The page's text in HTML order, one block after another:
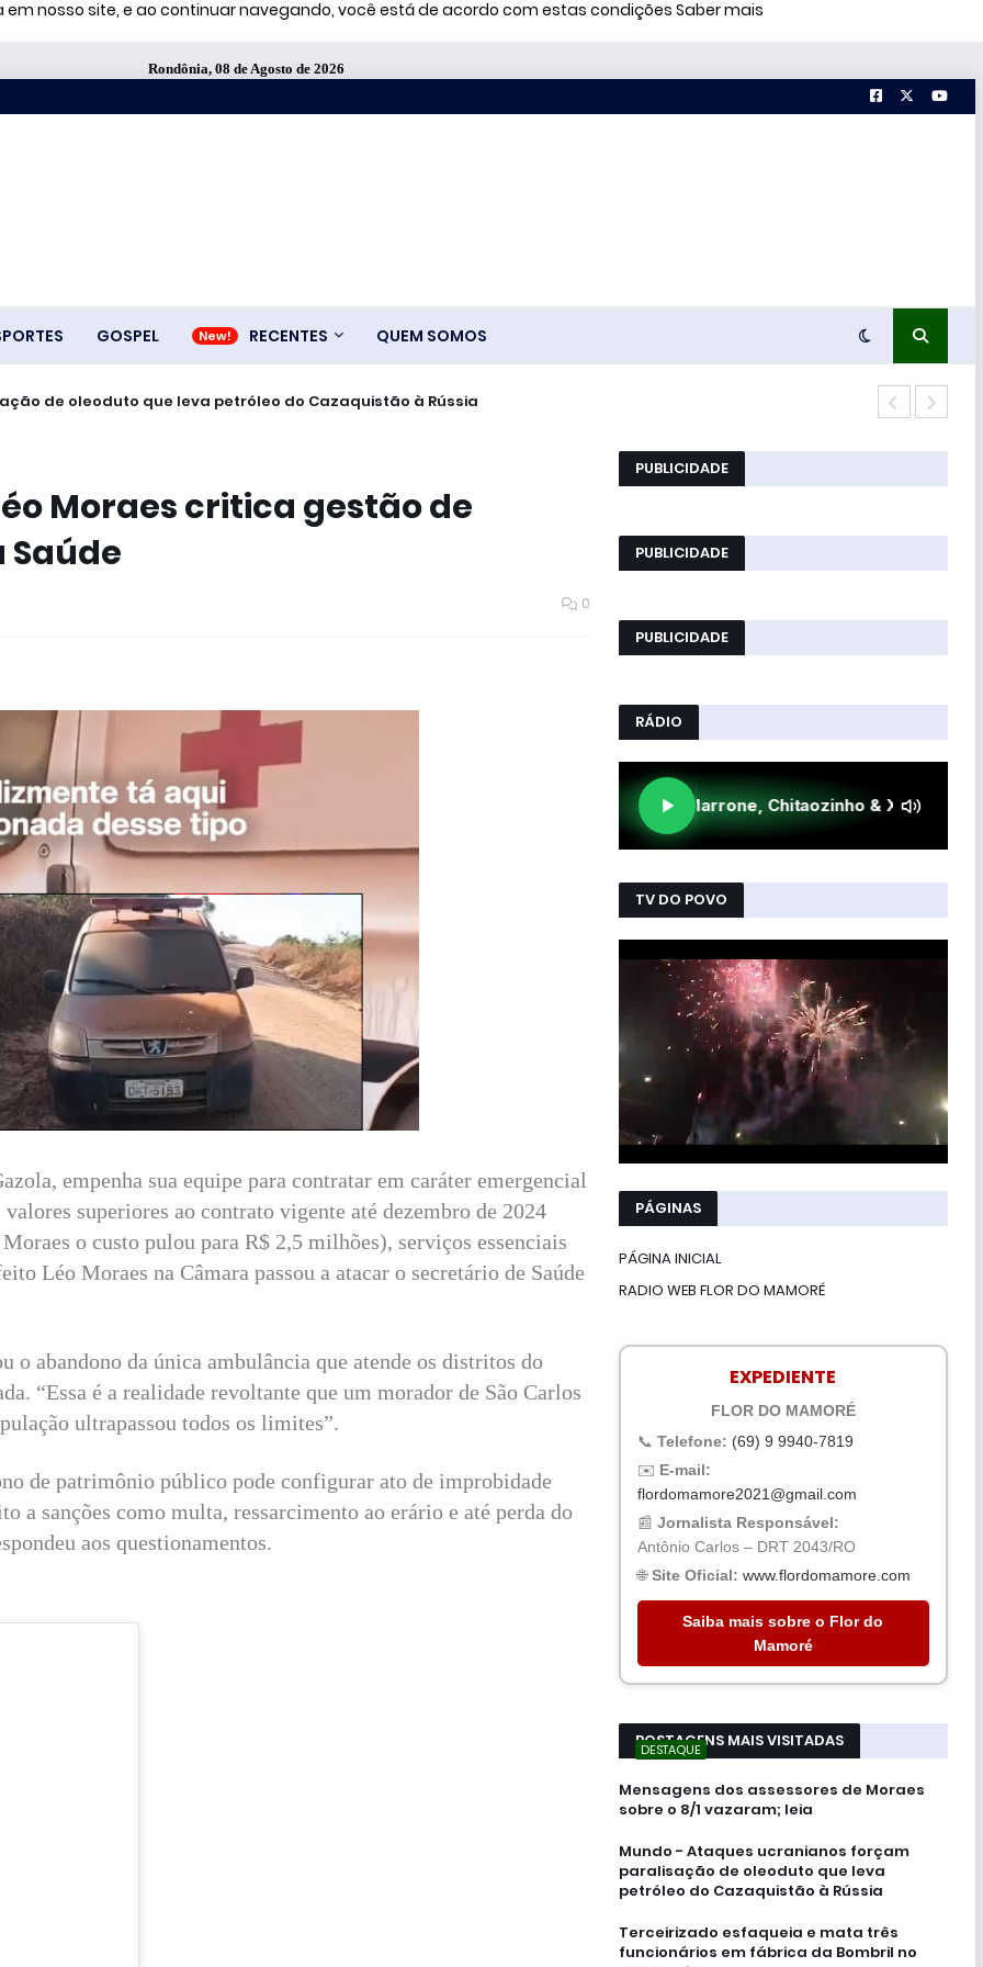
nosso site, e ao continuar navegando, você está de acordo com estas condições Saber mais
Rondônia, 08 de Agosto de 2026
GOSPEL RECENTES QUEM SOMOS
de oleoduto que leva petróleo do Cazaquistão à Rússia
Moraes critica gestão de
0
empenha sua equipe para contratar em caráter emergencial
superiores ao contrato vigente até dezembro de 2024
o custo pulou para R$ 2,5 milhões), serviços essenciais
Léo Moraes na Câmara passou a atacar o secretário de Saúde
o abandono da única ambulância que atende os distritos do
“Essa é a realidade revoltante que um morador de São Carlos
ultrapassou todos os limites”.
de patrimônio público pode configurar ato de improbidade
sanções como multa, ressarcimento ao erário e até perda do
aos questionamentos.
PUBLICIDADE
PUBLICIDADE
PUBLICIDADE
RÁDIO
TV DO POVO
PÁGINAS
PÁGINA INICIAL
RADIO WEB FLOR DO MAMORÉ
EXPEDIENTE
FLOR DO MAMORÉ
📞 Telefone: (69) 9 9940-7819
✉️ E-mail:
flordomamore2021@gmail.com
📰 Jornalista Responsável:
Antônio Carlos – DRT 2043/RO
🌐Site Oficial: www.flordomamore.com
Saiba mais sobre o Flor do
Mamoré
POSTAGENS MAIS VISITADAS
DESTAQUE
Mensagens dos assessores de Moraes
sobre o 8/1 vazaram; leia
Mundo - Ataques ucranianos forçam
paralisação de oleoduto que leva
petróleo do Cazaquistão à Rússia
Terceirizado esfaqueia e mata três
funcionários em fábrica da Bombril no